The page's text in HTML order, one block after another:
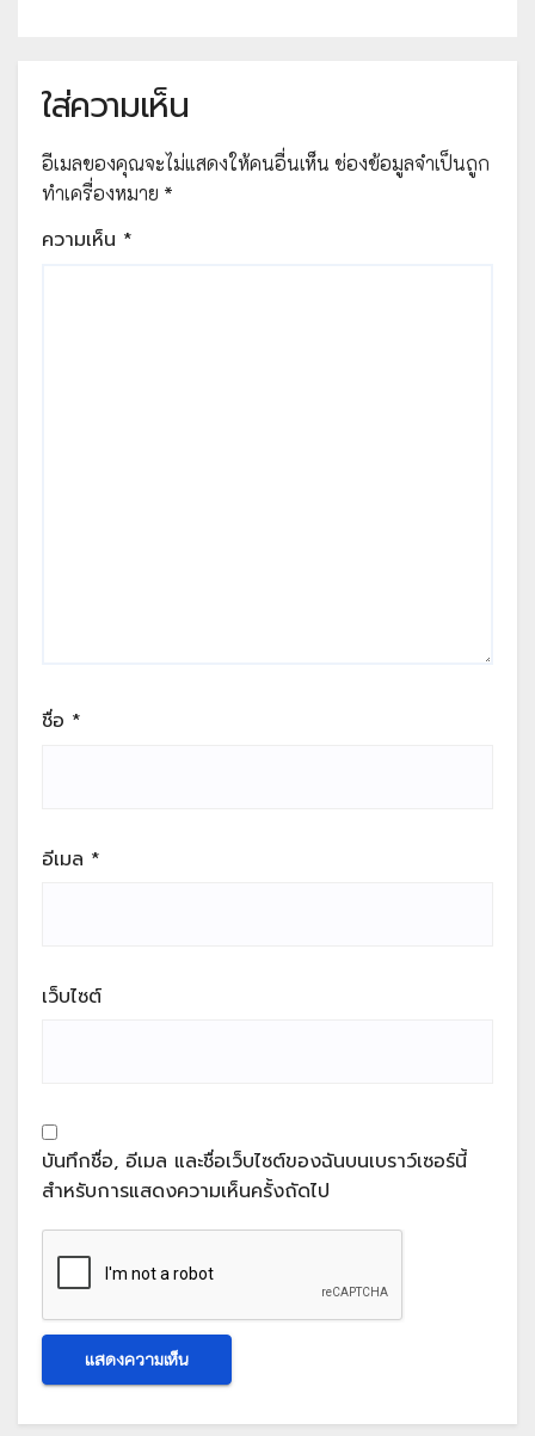
ใส่ความเห็น
อีเมลของคุณจะไม่แสดงให้คนอื่นเห็น ช่องข้อมูลจำเป็นถูก
ทำเครื่องหมาย *
ความเห็น *
ชื่อ *
อีเมล *
เว็บไซต์
บันทึกชื่อ, อีเมล และชื่อเว็บไซต์ของฉันบนเบราว์เซอร์นี้
สำหรับการแสดงความเห็นครั้งถัดไป